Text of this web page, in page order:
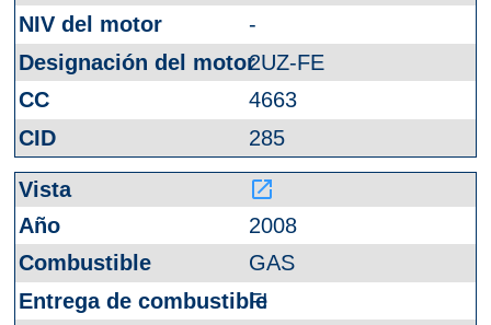
-
2UZ-FE
4663
285
launch
2008
GAS
FI